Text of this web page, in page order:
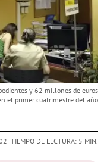
y 62 millones de euros
el primer cuatrimestre del año
| TIEMPO DE LECTURA: 5 MIN.